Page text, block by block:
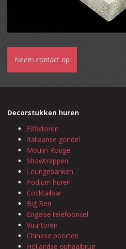
Neem contact op
Decorstukken huren
Eiffeltoren
Italiaanse gondel
Moulin Rouge
Showtrappen
Loungebanken
Podium huren
Cocktailbar
Big Ben
Engelse telefooncel
Vuurtoren
Chinese poorten
Hollandse ophaalbrug